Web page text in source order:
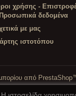
χρήσης -
δεδομένα
με μας
ιστοτόπου
από